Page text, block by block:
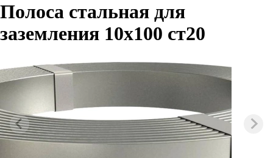
Полоса стальная для
заземления 10х100 ст20